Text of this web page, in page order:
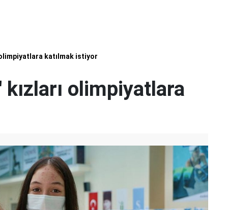
katılmak istiyor
olimpiyatlara